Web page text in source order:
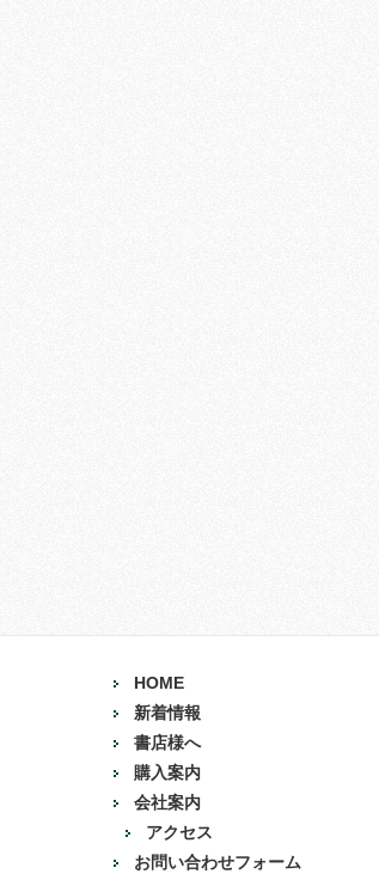
HOME
新着情報
書店様へ
購入案内
会社案内
アクセス
お問い合わせフォーム